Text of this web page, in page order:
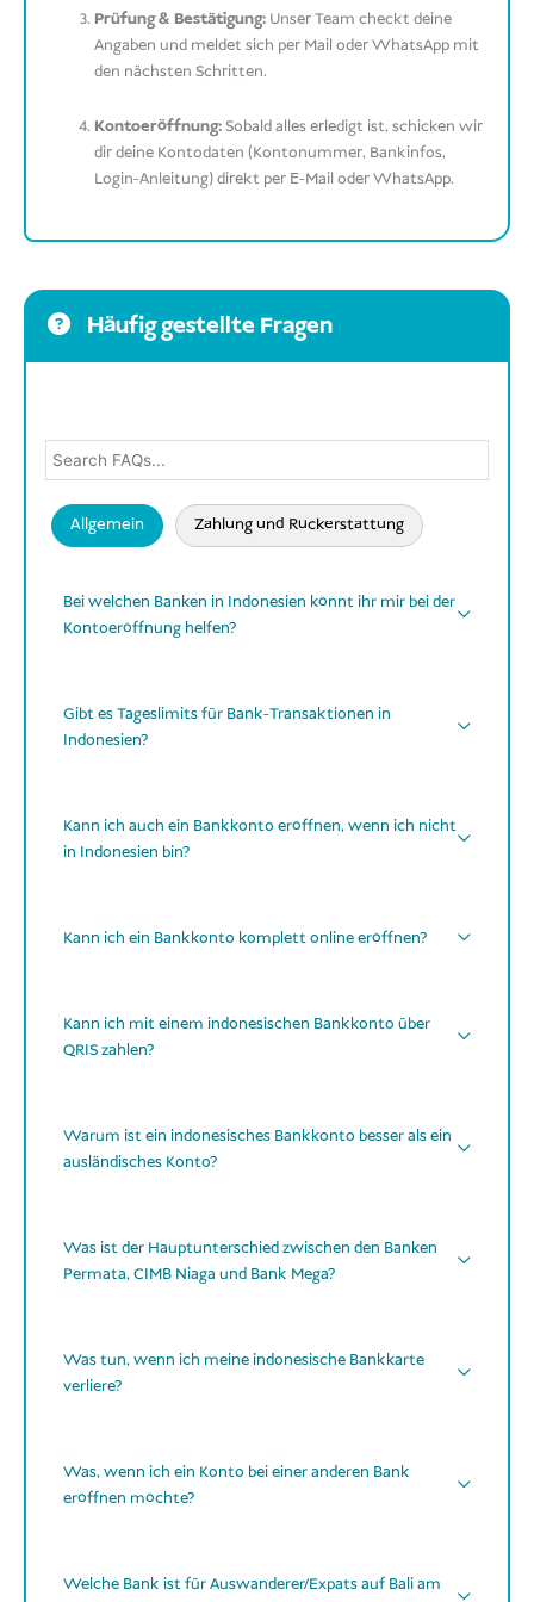
Prüfung & Bestätigung: Unser Team checkt deine
Angaben und meldet sich per Mail oder WhatsApp mit
den nächsten Schritten.
Kontoeröffnung:Sobald alles erledigt ist, schicken wir
dir deine Kontodaten (Kontonummer, Bankinfos,
Login-Anleitung) direkt per E-Mail oder WhatsApp.
Häufig gestellte Fragen
Allgemein Zahlung und Rückerstattung
Bei welchen Banken in Indonesien könnt ihr mir bei der
Kontoeröffnung helfen?
Bank Mega.
Gibt es Tageslimits für Bank-Transaktionen in
Indonesien?
Kann ich auch ein Bankkonto eröffnen, wenn ich nicht
in Indonesien bin?
Kann ich ein Bankkonto komplett online eröffnen?
Kann ich mit einem indonesischen Bankkonto über
QRIS zahlen?
Warum ist ein indonesisches Bankkonto besser als ein
ausländisches Konto?
Einfacher & günstiger zahlen und Geld abheben
Kreditkartengebühren
Zugang zu lokalen Services (viele akzeptieren
keine ausländischen Karten)
Abos in Indonesien
Was ist der Hauptunterschied zwischen den Banken
Permata, CIMB Niaga und Bank Mega?
Was tun, wenn ich meine indonesische Bankkarte
verliere?
Was, wenn ich ein Konto bei einer anderen Bank
eröffnen möchte?
Welche Bank ist für Auswanderer/Expats auf Bali am